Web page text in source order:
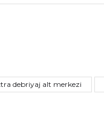
debriyaj alt merkezi